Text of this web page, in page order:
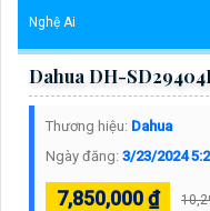
Nghệ Ai
Dahua DH-
Thương hiệu: Dahua
Ngày đăng: 3/23/2024
7,850,000 ₫